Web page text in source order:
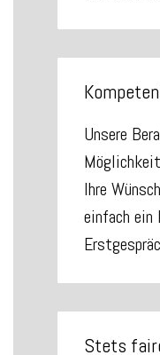
Unsere
Ihre
einfach ein
Stets